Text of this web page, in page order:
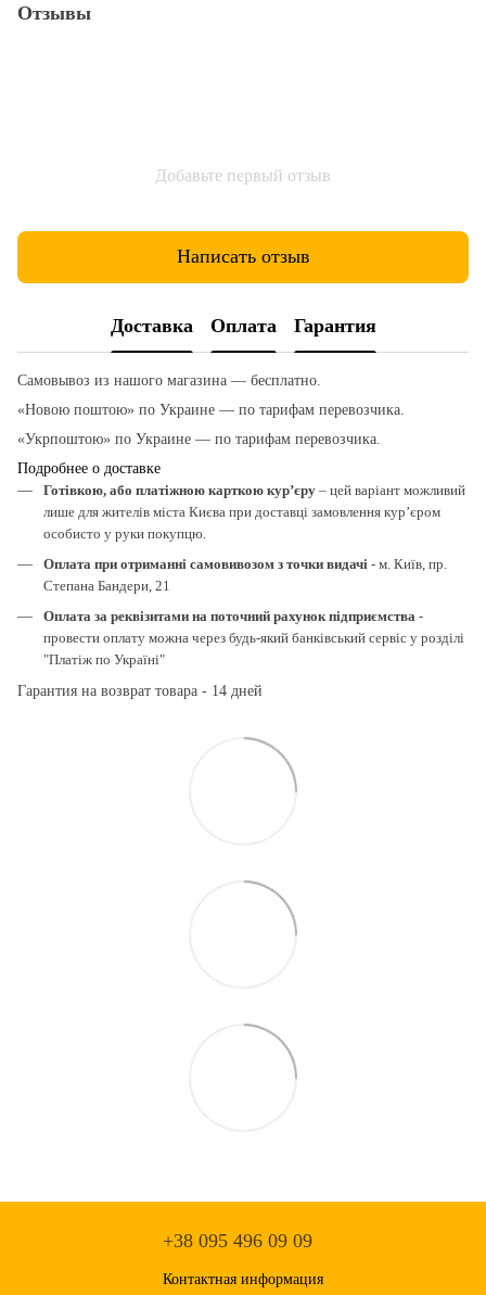
Отзывы
Добавьте первый отзыв
Написать отзыв
Доставка Оплата Гарантия
Самовывоз из нашого магазина — бесплатно.
«Новою поштою» по Украине — по тарифам перевозчика.
«Укрпоштою» по Украине — по тарифам перевозчика.
Подробнее о доставке
Готівкою, або платіжною карткою кур’єру – цей варіант можливий
лише для жителів міста Києва при доставці замовлення кур’єром
особисто у руки покупцю.
Оплата при отриманні самовивозом з точки видачі - м. Київ, пр.
Степана Бандери, 21
Оплата за реквізитами на поточний рахунок підприємства -
провести оплату можна через будь-який банківський сервіс у розділі
"Платіж по Україні"
Гарантия на возврат товара - 14 дней
+38 095 496 09 09
Контактная информация